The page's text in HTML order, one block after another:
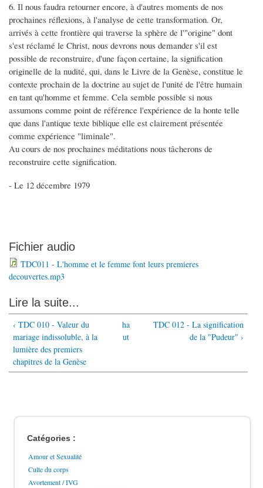
6. Il nous faudra retourner encore, à d'autres moments de nos
prochaines réflexions, à l'analyse de cette transformation. Or,
arrivés à cette frontière qui traverse la sphère de l'"origine" dont
s'est réclamé le Christ, nous devrons nous demander s'il est
possible de reconstruire, d'une façon certaine, la signification
originelle de la nudité, qui, dans le Livre de la Genèse, constitue le
contexte prochain de la doctrine au sujet de l'unité de l'être humain
en tant qu'homme et femme. Cela semble possible si nous
assumons comme point de référence l'expérience de la honte telle
que dans l'antique texte biblique elle est clairement présentée
comme expérience "liminale".
Au cours de nos prochaines méditations nous tâcherons de
reconstruire cette signification.
- Le 12 décembre 1979
Fichier audio
TDC011 - L'homme et le femme font leurs premieres
decouvertes.mp3
Lire la suite...
‹ TDC 010 - Valeur du
mariage indissoluble, à la
lumière des premiers
chapitres de la Genèse
ha
ut
TDC 012 - La signification
de la "Pudeur" ›
Catégories :
Amour et Sexualité
Culte du corps
Avortement / IVG